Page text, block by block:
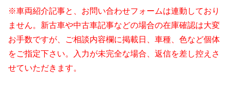
※車両紹介記事と、お問い合わせフォームは連動しており
ません。新古車や中古車記事などの場合の在庫確認は大変
お手数ですが、ご相談内容欄に掲載日、車種、色など個体
をご指定下さい。入力が未完全な場合、返信を差し控えさ
せていただきます。